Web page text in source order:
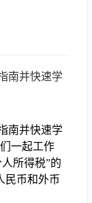
南并快速学
南并快速学
一起工作
所得税”的
民币和外币